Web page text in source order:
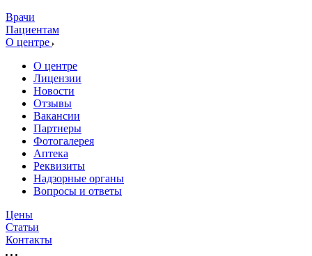
Врачи
Пациентам
О центре
О центре
Лицензии
Новости
Отзывы
Вакансии
Партнеры
Фотогалерея
Аптека
Реквизиты
Надзорные органы
Вопросы и ответы
Цены
Статьи
Контакты